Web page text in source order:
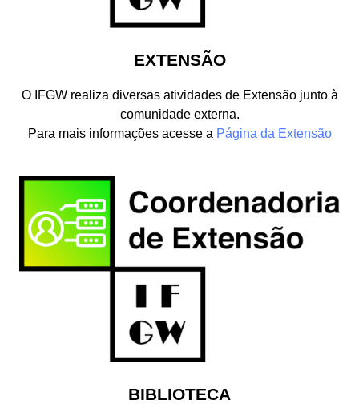
EXTENSÃO
O IFGW realiza diversas atividades de Extensão junto à
comunidade externa.
Para mais informações acesse a Página da Extensão
BIBLIOTECA